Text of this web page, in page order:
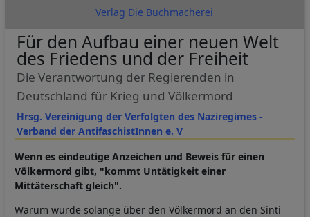
Verlag Die Buchmacherei
Hrsg. Vereinigung der Verfolgten des Naziregimes -
Verband der AntifaschistInnen e. V
Für den Aufbau einer neuen Welt
des Friedens und der Freiheit
Die Verantwortung der Regierenden in
Deutschland für Krieg und Völkermord
Wenn es eindeutige Anzeichen und Beweis für einen
Völkermord gibt, "kommt Untätigkeit einer
Mittäterschaft gleich".
Warum wurde solange über den Völkermord an den Sinti